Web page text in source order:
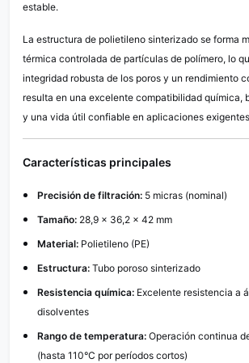
estable.
La estructura de polietileno sinterizado se forma
térmica controlada de partículas de polímero, lo
integridad robusta de los poros y un rendimiento
resulta en una excelente compatibilidad química,
y una vida útil confiable en aplicaciones
Características principales
Precisión de filtración: 5 micras (nominal)
Tamaño: 28,9 × 36,2 × 42 mm
Material: Polietileno (PE)
Estructura: Tubo poroso sinterizado
Resistencia química: Excelente resistencia a
disolventes
Rango de temperatura: Operación continua
(hasta 110°C por períodos cortos)